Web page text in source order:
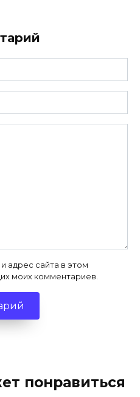
адрес сайта в этом
моих комментариев.
понравиться